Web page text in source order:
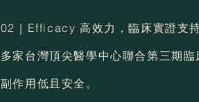
02｜Efficacy 高效力，臨床實證支
多家台灣頂尖醫學中心聯合第三期
副作用低且安全。